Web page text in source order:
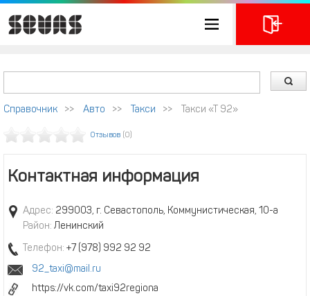
Справочник >> Авто >> Такси >> Такси «Т 92»
Отзывов (0)
Контактная информация
Адрес: 299003, г. Севастополь, Коммунистическая, 10-а
Район: Ленинский
Телефон: +7 (978) 992 92 92
92_taxi@mail.ru
https://vk.com/taxi92regiona